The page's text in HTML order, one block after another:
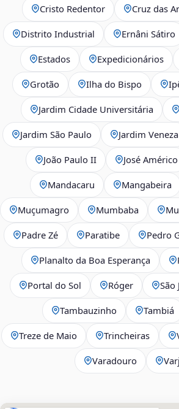
Cristo Redentor Cruz das
Distrito Industrial Ernâni Sátiro
Estados Expedicionários
Grotão Ilha do Bispo
Jardim Cidade Universitária
Jardim São Paulo Jardim Veneza
João Paulo II José Américo
Mandacaru Mangabeira
Muçumagro Mumbaba
Padre Zé Paratibe Pedro
Planalto da Boa Esperança
Portal do Sol Róger São
Tambauzinho Tambiá
Treze de Maio Trincheiras
Varadouro